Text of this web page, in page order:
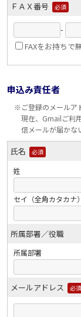
ＦＡＸ番号 必須
-
FAXをお持ちで
申込み責任者
※ご登録のメールア
現在、Gmailご利
信メールが届かな
氏名 必須
姓
セイ（全角カタカナ）
所属部署／役職
所属部署
メールアドレス 必須